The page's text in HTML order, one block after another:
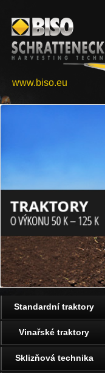
www.biso.eu
Standardní traktory
Vinařské traktory
Sklizňová technika